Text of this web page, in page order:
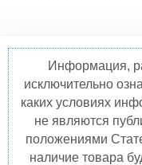
Информация,
исключительно
каких условиях
не являются
положениями
наличие товара